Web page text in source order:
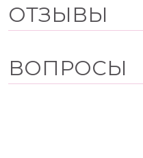
ОТЗЫВЫ
ВОПРОСЫ